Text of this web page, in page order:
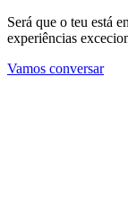
Será que o teu está
experiências
Vamos conversar